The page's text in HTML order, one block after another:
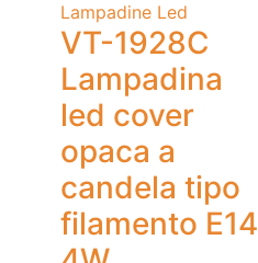
Lampadine Led
VT-1928C
Lampadina
led cover
opaca a
candela tipo
filamento E14